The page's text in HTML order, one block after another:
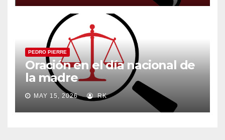
PEDRO PIERRE
Oración en el día nacional de
la madre
MAY 15, 2026 RK